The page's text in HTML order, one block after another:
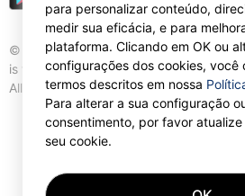
© Gettransport International Limited.
is trademark of Gettransport
All rights reserved.
para personalizar conteúdo,
medir sua eficácia, e para
plataforma. Clicando em OK ou
configurações dos cookies, você
termos descritos em nossa
Para alterar a sua configuração
consentimento, por favor
seu cookie.